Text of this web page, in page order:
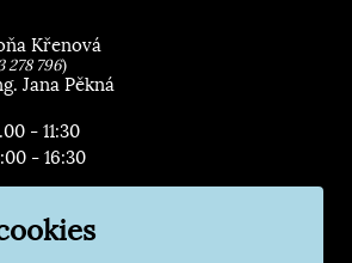
Křenová
278 796)
Jana Pěkná
- 11:30
- 16:30